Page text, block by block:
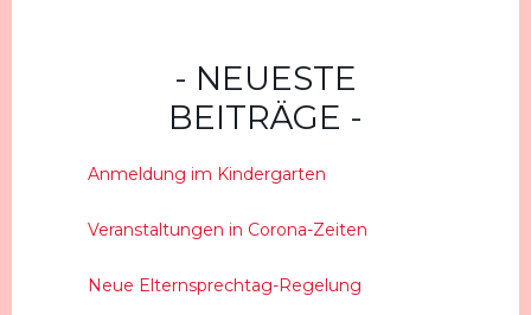
NEUESTE
BEITRÄGE
Anmeldung im Kindergarten
Veranstaltungen in Corona-Zeiten
Neue Elternsprechtag-Regelung